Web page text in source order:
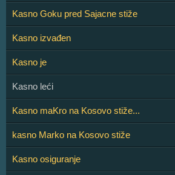
Kasno Goku pred Sajacne stiže
Kasno izvađen
Kasno je
Kasno leći
Kasno maKro na Kosovo stiže...
kasno Marko na Kosovo stiže
Kasno osiguranje